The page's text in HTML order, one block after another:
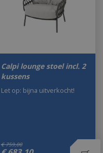
Calpi lounge stoel incl. 2
kussens
€ 759,00
Let op: bijna uitverkocht!